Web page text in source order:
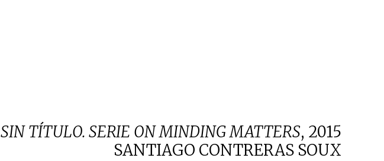
SIN TÍTULO. SERIE ON MINDING MATTERS, 2015
SANTIAGO CONTRERAS SOUX